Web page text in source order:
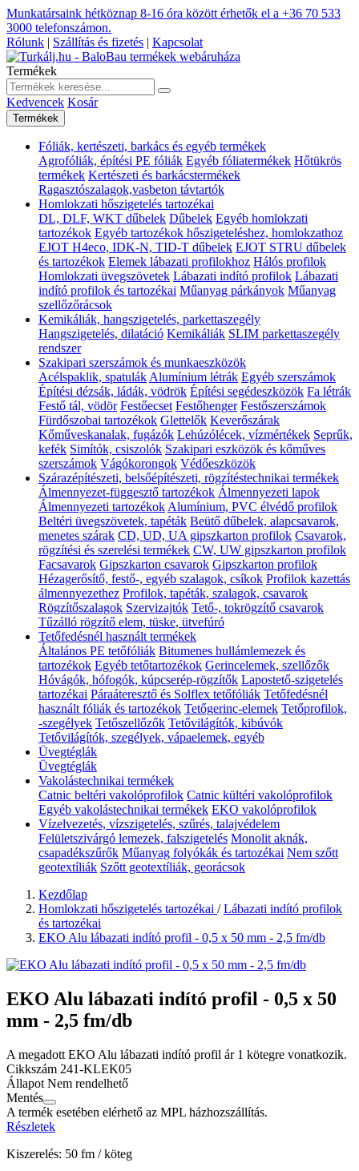
Munkatársaink hétköznap 8-16 óra között érhetők el a +36 70 533
3000 telefonszámon.
Rólunk | Szállítás és fizetés | Kapcsolat
Termékek
Kedvencek Kosár
Termékek
Fóliák, kertészeti, barkács és egyéb termékek
Agrofóliák, építési PE fóliák Egyéb fóliatermékek Hőtükrös
termékek Kertészeti és barkácstermékek
Ragasztószalagok,vasbeton távtartók
Homlokzati hőszigetelés tartozékai
DL, DLF, WKT dűbelek Dűbelek Egyéb homlokzati
tartozékok Egyéb tartozékok hőszigeteléshez, homlokzathoz
EJOT H4eco, IDK-N, TID-T dűbelek EJOT STRU dűbelek
és tartozékok Elemek lábazati profilokhoz Hálós profilok
Homlokzati üvegszövetek Lábazati indító profilok Lábazati
indító profilok és tartozékai Műanyag párkányok Műanyag
szellőzőrácsok
Kemikáliák, hangszigetelés, parkettaszegély
Hangszigetelés, dilatáció Kemikáliák SLIM parkettaszegély
rendszer
Szakipari szerszámok és munkaeszközök
Acélspaklik, spatulák Alumínium létrák Egyéb szerszámok
Építési dézsák, ládák, vödrök Építési segédeszközök Fa létrák
Festő tál, vödör Festőecset Festőhenger Festőszerszámok
Fürdőszobai tartozékok Glettelők Keverőszárak
Kőműveskanalak, fugázók Lehúzólécek, vízmértékek Seprűk,
kefék Simítók, csiszolók Szakipari eszközök és kőműves
szerszámok Vágókorongok Védőeszközök
Szárazépítészeti, belsőépítészeti, rögzítéstechnikai termékek
Álmennyezet-függesztő tartozékok Álmennyezeti lapok
Álmennyezeti tartozékok Alumínium, PVC élvédő profilok
Beltéri üvegszövetek, tapéták Beütő dűbelek, alapcsavarok,
menetes szárak CD, UD, UA gipszkarton profilok Csavarok,
rögzítési és szerelési termékek CW, UW gipszkarton profilok
Facsavarok Gipszkarton csavarok Gipszkarton profilok
Hézagerősítő, festő-, egyéb szalagok, csíkok Profilok kazettás
álmennyezethez Profilok, tapéták, szalagok, csavarok
Rögzítőszalagok Szervizajtók Tető-, tokrögzítő csavarok
Tűzálló rögzítő elem, tüske, ütvefúró
Tetőfedésnél használt termékek
Általános PE tetőfóliák Bitumenes hullámlemezek és
tartozékok Egyéb tetőtartozékok Gerincelemek, szellőzők
Hóvágók, hófogók, kúpcserép-rögzítők Lapostető-szigetelés
tartozékai Páraáteresztő és Solflex tetőfóliák Tetőfedésnél
használt fóliák és tartozékok Tetőgerinc-elemek Tetőprofilok,
-szegélyek Tetőszellőzők Tetővilágítók, kibúvók
Tetővilágítók, szegélyek, vápaelemek, egyéb
Üvegtéglák
Üvegtéglák
Vakolástechnikai termékek
Catnic beltéri vakolóprofilok Catnic kültéri vakolóprofilok
Egyéb vakolástechnikai termékek EKO vakolóprofilok
Vízelvezetés, vízszigetelés, szűrés, talajvédelem
Felületszivárgó lemezek, falszigetelés Monolit aknák,
csapadékszűrők Műanyag folyókák és tartozékai Nem szőtt
geotextíliák Szőtt geotextíliák, georácsok
Kezdőlap
Homlokzati hőszigetelés tartozékai /Lábazati indító profilok
és tartozékai
EKO Alu lábazati indító profil - 0,5 x 50 mm - 2,5 fm/db
EKO Alu lábazati indító profil - 0,5 x 50
mm - 2,5 fm/db
A megadott EKO Alu lábazati indító profil ár 1 kötegre vonatkozik.
Cikkszám 241-KLEK05
Állapot Nem rendelhető
Mentés
A termék esetében elérhető az MPL házhozszállítás.
Részletek
Kiszerelés: 50 fm / köteg